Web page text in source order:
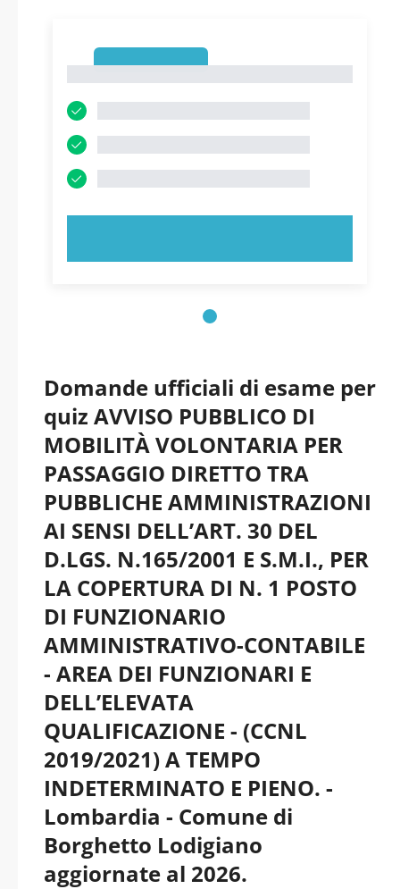
Domande ufficiali di esame per
quiz AVVISO PUBBLICO DI
MOBILITÀ VOLONTARIA PER
PASSAGGIO DIRETTO TRA
PUBBLICHE AMMINISTRAZIONI
AI SENSI DELL’ART. 30 DEL
D.LGS. N.165/2001 E S.M.I., PER
LA COPERTURA DI N. 1 POSTO
DI FUNZIONARIO
AMMINISTRATIVO-CONTABILE
- AREA DEI FUNZIONARI E
DELL’ELEVATA
QUALIFICAZIONE - (CCNL
2019/2021) A TEMPO
INDETERMINATO E PIENO. -
Lombardia - Comune di
Borghetto Lodigiano
aggiornate al 2026.